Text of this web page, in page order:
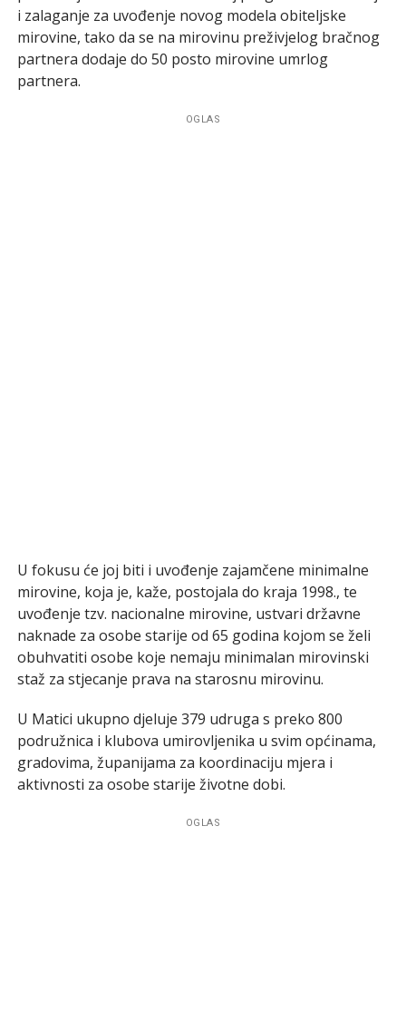
i zalaganje za uvođenje novog modela obiteljske
mirovine, tako da se na mirovinu preživjelog bračnog
partnera dodaje do 50 posto mirovine umrlog
partnera.
OGLAS
U fokusu će joj biti i uvođenje zajamčene minimalne
mirovine, koja je, kaže, postojala do kraja 1998., te
uvođenje tzv. nacionalne mirovine, ustvari državne
naknade za osobe starije od 65 godina kojom se želi
obuhvatiti osobe koje nemaju minimalan mirovinski
staž za stjecanje prava na starosnu mirovinu.
U Matici ukupno djeluje 379 udruga s preko 800
podružnica i klubova umirovljenika u svim općinama,
gradovima, županijama za koordinaciju mjera i
aktivnosti za osobe starije životne dobi.
OGLAS